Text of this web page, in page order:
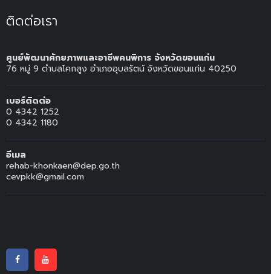
ติดต่อเรา
ศูนย์พัฒนาศักยภาพและอาชีพคนพิการ จังหวัดขอนแก่น
76 หมู่ 9 ตำบลโคกสูง อำเภออุบลรัตน์ จังหวัดขอนแก่น 40250
เบอร์ติดต่อ
0 4342 1252
0 4342 1180
อีเมล
rehab-khonkaen@dep.go.th
cevpkk@gmail.com